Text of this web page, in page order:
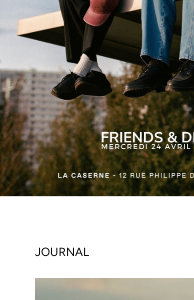
JOURNAL